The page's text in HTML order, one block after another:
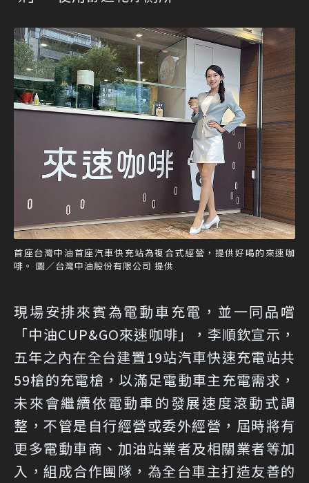
首座台灣中油首座汽車快充站為複合式經營，提供好喝的來速咖
啡。 圖／台灣中油股份有限公司 提供
現場安排來賓為電動車充電，並一同品嚐
「中油CUP&GO來速咖啡」，李順欽宣示，
五年之內在全台建置19站汽車快速充電站共
59槍的充電槍，以滿足電動車主充電需求，
未來會繼續依電動車的發展速度滾動式調
整，不管是自行經營或委外經營，屆時將有
更多電動車商、加油站業者及相關業者等加
入，組成合作團隊，為全台車主打造友善的